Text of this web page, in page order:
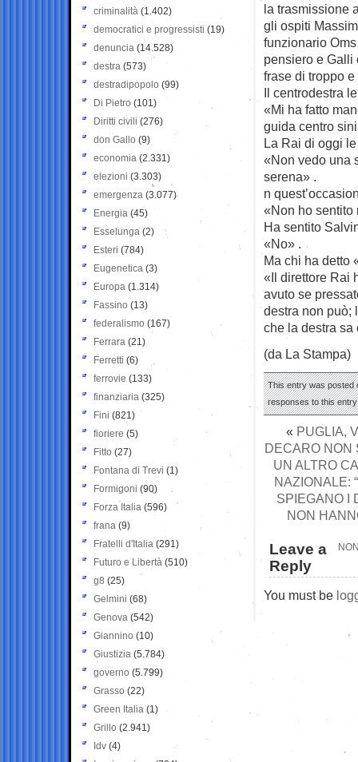
la trasmissione
gli ospiti
funzionario
pensiero e Galli
frase di troppo
Il centrodestra
«Mi ha fatto
guida centro
La Rai di oggi
«Non vedo una
serena» .
n
«Non ho sentito
Ha sentito
«No» .
Ma chi ha detto
«Il direttore Rai
avuto se
destra non può;
che la destra sa
(da La Stampa)
This entry was posted
responses to this
« PUGLIA,
DECARO NON
UN ALTRO
NAZIONALE:
SPIEGANO I
NON
Leave a
Reply
You must be
criminalità (1.402)
democratici e progressisti (19)
denuncia (14.528)
destra (573)
destradipopolo (99)
Di Pietro (101)
Diritti civili (276)
don Gallo (9)
economia (2.331)
elezioni (3.303)
emergenza (3.077)
Energia (45)
Esselunga (2)
Esteri (784)
Eugenetica (3)
Europa (1.314)
Fassino (13)
federalismo (167)
Ferrara (21)
Ferretti (6)
ferrovie (133)
finanziaria (325)
Fini (821)
fioriere (5)
Fitto (27)
Fontana di Trevi (1)
Formigoni (90)
Forza Italia (596)
frana (9)
Fratelli d'Italia (291)
Futuro e Libertà (510)
g8 (25)
Gelmini (68)
Genova (542)
Giannino (10)
Giustizia (5.784)
governo (5.799)
Grasso (22)
Green Italia (1)
Grillo (2.941)
Idv (4)